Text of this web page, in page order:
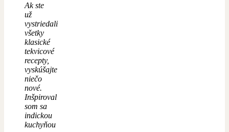
Ak ste
už
vystriedali
všetky
klasické
tekvicové
recepty,
vyskúšajte
niečo
nové.
Inšpiroval
som sa
indickou
kuchyňou